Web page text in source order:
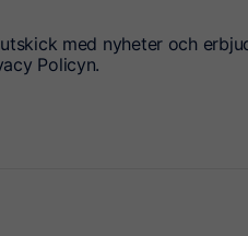
med nyheter och
Policyn.